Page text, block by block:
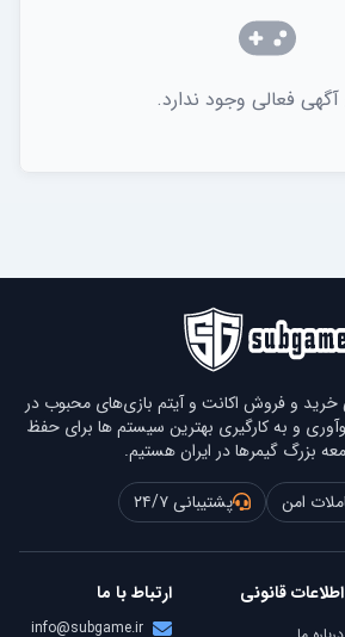
فعالی وجود ندارد.
و فروش اکانت و آیتم بازی‌های محبوب در
و به کارگیری بهترین سیستم ها برای حفظ
بزرگ گیمرها در ایران هستیم.
امن
پشتیبانی ۲۴/۷
اطلاعات قانونی ارتباط با ما
info@subgame.ir